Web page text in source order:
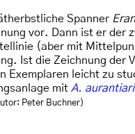
Spanner
vor. Dann ist er der
(aber mit
Ist die Zeichnung der
Exemplaren leicht zu
mit A.
Peter Buchner)